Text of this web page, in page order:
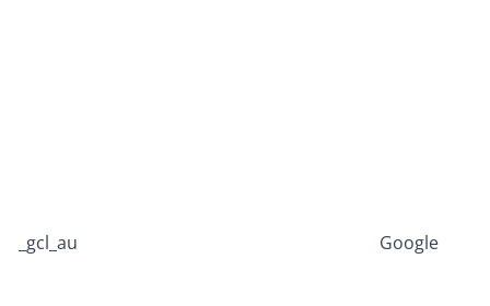
_gcl_au Google